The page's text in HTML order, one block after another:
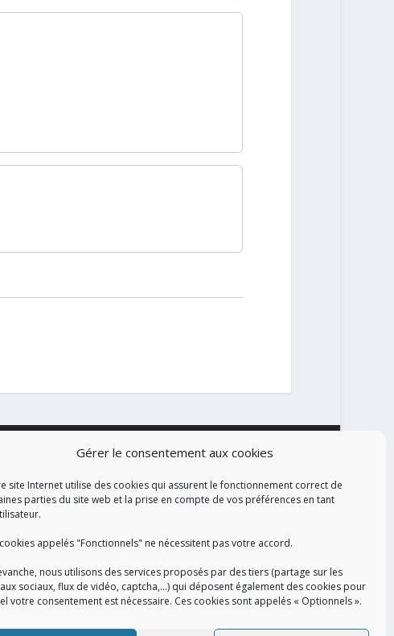
Gérer le consentement aux cookies
site Internet utilise des cookies qui assurent le fonctionnement correct de
parties du site web et la prise en compte de vos préférences en tant
appelés "Fonctionnels" ne nécessitent pas votre accord.
nous utilisons des services proposés par des tiers (partage sur les
sociaux, flux de vidéo, captcha,...) qui déposent également des cookies pour
votre consentement est nécessaire. Ces cookies sont appelés « Optionnels ».
RÉALISATION